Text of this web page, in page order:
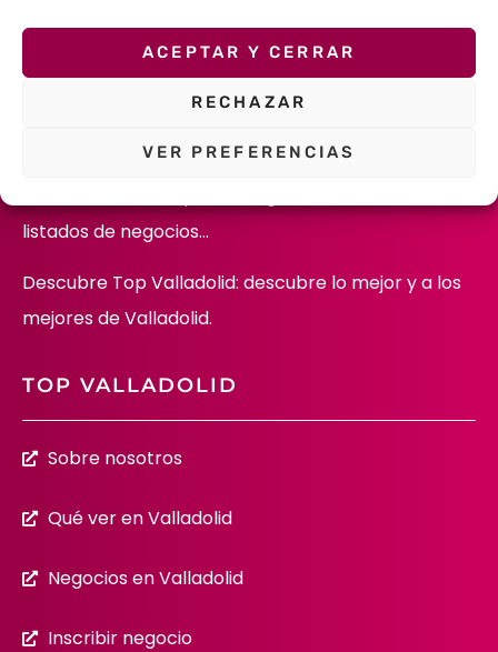
ACEPTAR Y CERRAR
RECHAZAR
VER PREFERENCIAS
empresas.
Descubre la belleza de Valladolid: Iglesias, Museos,
Plazas, Calles, Castillos…
a los mejores profesionales de nuestra
listados de negocios…
Descubre Top Valladolid: descubre lo mejor y a los
mejores de Valladolid.
TOP VALLADOLID
Sobre nosotros
Qué ver en Valladolid
Negocios en Valladolid
Inscribir negocio